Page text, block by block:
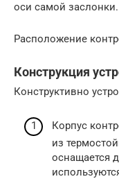
оси самой заслонки.
Расположение
Конструкция
Конструктивно
Корпус
из
оснащается